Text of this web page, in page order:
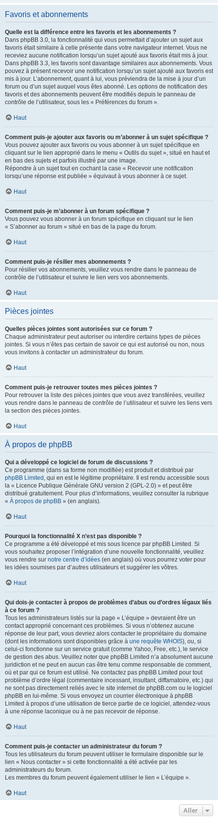
Favoris et abonnements
Quelle est la différence entre les favoris et les abonnements ?
Dans phpBB 3.0, la fonctionnalité qui vous permettait d’ajouter un sujet aux
favoris était similaire à celle présente dans votre navigateur internet. Vous ne
receviez aucune notification lorsqu’un sujet ajouté aux favoris était mis à jour.
Dans phpBB 3.3, les favoris sont davantage similaires aux abonnements. Vous
pouvez à présent recevoir une notification lorsqu’un sujet ajouté aux favoris est
mis à jour. L’abonnement, quant à lui, vous préviendra de la mise à jour d’un
forum ou d’un sujet auquel vous êtes abonné. Les options de notification des
favoris et des abonnements peuvent être modifiés depuis le panneau de
contrôle de l’utilisateur, sous les « Préférences du forum ».
Haut
Comment puis-je ajouter aux favoris ou m’abonner à un sujet spécifique ?
Vous pouvez ajouter aux favoris ou vous abonner à un sujet spécifique en
cliquant sur le lien approprié dans le menu « Outils du sujet », situé en haut et
en bas des sujets et parfois illustré par une image.
Répondre à un sujet tout en cochant la case « Recevoir une notification
lorsqu’une réponse est publiée » équivaut à vous abonner à ce sujet.
Haut
Comment puis-je m’abonner à un forum spécifique ?
Vous pouvez vous abonner à un forum spécifique en cliquant sur le lien
« S’abonner au forum » situé en bas de la page du forum.
Haut
Comment puis-je résilier mes abonnements ?
Pour résilier vos abonnements, veuillez vous rendre dans le panneau de
contrôle de l’utilisateur et suivre le lien vers vos abonnements.
Haut
Pièces jointes
Quelles pièces jointes sont autorisées sur ce forum ?
Chaque administrateur peut autoriser ou interdire certains types de pièces
jointes. Si vous n’êtes pas certain de savoir ce qui est autorisé ou non, nous
vous invitons à contacter un administrateur du forum.
Haut
Comment puis-je retrouver toutes mes pièces jointes ?
Pour retrouver la liste des pièces jointes que vous avez transférées, veuillez
vous rendre dans le panneau de contrôle de l’utilisateur et suivre les liens vers
la section des pièces jointes.
Haut
À propos de phpBB
Qui a développé ce logiciel de forum de discussions ?
Ce programme (dans sa forme non modifiée) est produit et distribué par
phpBB Limited , qui en est le légitime propriétaire. Il est rendu accessible sous
la « Licence Publique Générale GNU version 2 (GPL-2.0) » et peut être
distribué gratuitement. Pour plus d’informations, veuillez consulter la rubrique
« À propos de phpBB » (en anglais).
Haut
Pourquoi la fonctionnalité X n’est pas disponible ?
Ce programme a été développé et mis sous licence par phpBB Limited. Si
vous souhaitez proposer l’intégration d’une nouvelle fonctionnalité, veuillez
vous rendre sur notre centre d’idées (en anglais) où vous pourrez voter pour
les idées soumises par d’autres utilisateurs et suggérer les vôtres.
Haut
Qui dois-je contacter à propos de problèmes d’abus ou d’ordres légaux liés
à ce forum ?
Tous les administrateurs listés sur la page « L’équipe » devraient être un
contact approprié concernant ces problèmes. Si vous n’obtenez aucune
réponse de leur part, vous devriez alors contacter le propriétaire du domaine
(dont les informations sont disponibles grâce à une requête WHOIS), ou, si
celui-ci fonctionne sur un service gratuit (comme Yahoo, Free, etc.), le service
de gestion des abus. Veuillez noter que phpBB Limited n’a absolument aucune
juridiction et ne peut en aucun cas être tenu comme responsable de comment,
où et par qui ce forum est utilisé. Ne contactez pas phpBB Limited pour tout
problème d’ordre légal (commentaire incessant, insultant, diffamatoire, etc.) qui
ne sont pas directement reliés avec le site internet de phpBB.com ou le logiciel
phpBB en lui-même. Si vous envoyez un courrier électronique à phpBB
Limited à propos d’une utilisation de tierce partie de ce logiciel, attendez-vous
à une réponse laconique ou à ne pas recevoir de réponse.
Haut
Comment puis-je contacter un administrateur du forum ?
Tous les utilisateurs du forum peuvent utiliser le formulaire disponible sur le
lien « Nous contacter » si cette fonctionnalité a été activée par les
administrateurs du forum.
Les membres du forum peuvent également utiliser le lien « L’équipe ».
Haut
Aller